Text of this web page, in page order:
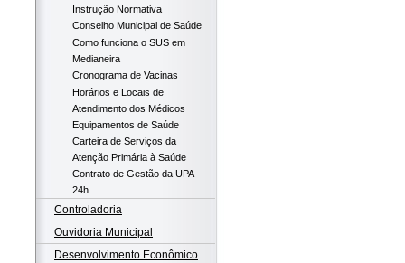
Instrução Normativa
Conselho Municipal de Saúde
Como funciona o SUS em
Medianeira
Cronograma de Vacinas
Horários e Locais de
Atendimento dos Médicos
Equipamentos de Saúde
Carteira de Serviços da
Atenção Primária à Saúde
Contrato de Gestão da UPA
24h
Controladoria
Ouvidoria Municipal
Desenvolvimento Econômico